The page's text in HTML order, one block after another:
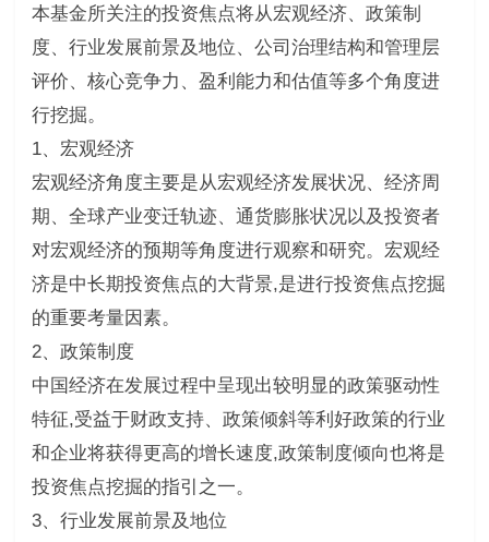
本基金所关注的投资焦点将从宏观经济、政策制
度、行业发展前景及地位、公司治理结构和管理层
评价、核心竞争力、盈利能力和估值等多个角度进
行挖掘。
1、宏观经济
宏观经济角度主要是从宏观经济发展状况、经济周
期、全球产业变迁轨迹、通货膨胀状况以及投资者
对宏观经济的预期等角度进行观察和研究。宏观经
济是中长期投资焦点的大背景,是进行投资焦点挖掘
的重要考量因素。
2、政策制度
中国经济在发展过程中呈现出较明显的政策驱动性
特征,受益于财政支持、政策倾斜等利好政策的行业
和企业将获得更高的增长速度,政策制度倾向也将是
投资焦点挖掘的指引之一。
3、行业发展前景及地位